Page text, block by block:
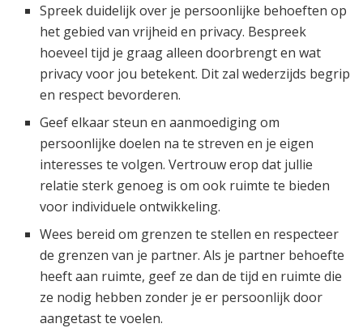
Spreek duidelijk over je persoonlijke behoeften op
het gebied van vrijheid en privacy. Bespreek
hoeveel tijd je graag alleen doorbrengt en wat
privacy voor jou betekent. Dit zal wederzijds begrip
en respect bevorderen.
Geef elkaar steun en aanmoediging om
persoonlijke doelen na te streven en je eigen
interesses te volgen. Vertrouw erop dat jullie
relatie sterk genoeg is om ook ruimte te bieden
voor individuele ontwikkeling.
Wees bereid om grenzen te stellen en respecteer
de grenzen van je partner. Als je partner behoefte
heeft aan ruimte, geef ze dan de tijd en ruimte die
ze nodig hebben zonder je er persoonlijk door
aangetast te voelen.